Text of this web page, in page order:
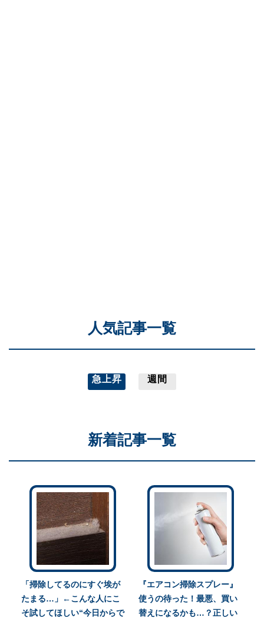
人気記事一覧
急上昇 週間
新着記事一覧
「掃除してるのにすぐ埃が
たまる…」←こんな人にこ
そ試してほしい“今日からで
『エアコン掃除スプレー』
使うの待った！最悪、買い
替えになるかも…？正しい